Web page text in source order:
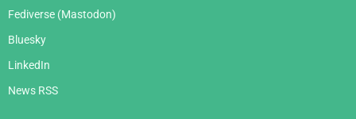
Fediverse (Mastodon)
Bluesky
LinkedIn
News RSS